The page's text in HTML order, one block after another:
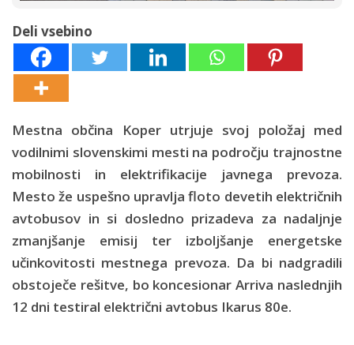
Deli vsebino
Mestna občina Koper utrjuje svoj položaj med
vodilnimi slovenskimi mesti na področju trajnostne
mobilnosti in elektrifikacije javnega prevoza.
Mesto že uspešno upravlja floto devetih električnih
avtobusov in si dosledno prizadeva za nadaljnje
zmanjšanje emisij ter izboljšanje energetske
učinkovitosti mestnega prevoza. Da bi nadgradili
obstoječe rešitve, bo koncesionar Arriva naslednjih
12 dni testiral električni avtobus Ikarus 80e.